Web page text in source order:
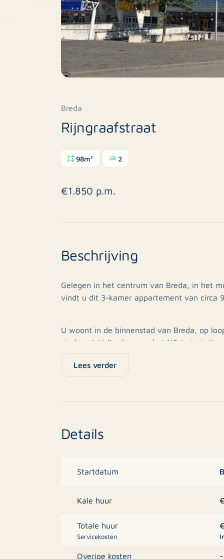
Breda
Rijngraafstraat
98m² 2
€1.850 p.m.
Beschrijving
Gelegen in het centrum van Breda, in het
vindt u dit 3-kamer appartement van circa
U woont in de binnenstad van Breda, op
stadspark Valkenberg en het NS-
bereikbaar.
tot het afsluiten van een abonnement.
keuken voorzien van inbouwapparatuur,
souterrain. Vanuit het appartement heeft u
en wooncomfort. Heerlijk wonen in de
loopafstand van de Grote Markt, het
Lees verder
Details
Startdatum
Kale huur
Totale huur
Servicekosten
Overige kosten -